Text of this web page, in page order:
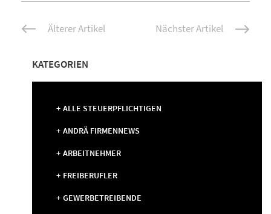
Beitrags-Älterer Artikel Nächster Artikel
KATEGORIEN
ALLE STEUERPFLICHTIGEN
ANDRÄ FIRMENNEWS
ARBEITNEHMER
FREIBERUFLER
GEWERBETREIBENDE